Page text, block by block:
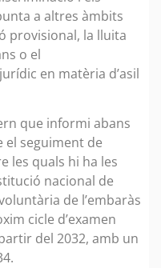
a altres àmbits
provisional, la lluita
o el
en matèria d’asil
que informi abans
el seguiment de
les quals hi ha les
nacional de
de l’embaràs
cicle d’examen
del 2032, amb un